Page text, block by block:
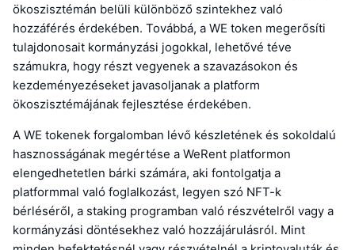
ökoszisztémán belüli különböző szintekhez való
hozzáférés érdekében. Továbbá, a WE token megerősíti
tulajdonosait kormányzási jogokkal, lehetővé téve
számukra, hogy részt vegyenek a szavazásokon és
kezdeményezéseket javasoljanak a platform
ökoszisztémájának fejlesztése érdekében.
A WE tokenek forgalomban lévő készletének és sokoldalú
hasznosságának megértése a WeRent platformon
elengedhetetlen bárki számára, aki fontolgatja a
platformmal való foglalkozást, legyen szó NFT-k
bérléséről, a staking programban való részvételről vagy a
kormányzási döntésekhez való hozzájárulásról. Mint